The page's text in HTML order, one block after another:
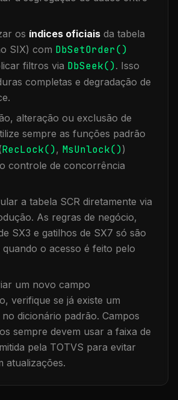
os índices oficiais da tabela
SIX) com DbSetOrder()
filtros via DbSeek(). Isso
completas e degradação de
alteração ou exclusão de
sempre as funções padrão
RecLock(), MsUnlock())
controle de concorrência
a tabela SCR diretamente via
As regras de negócio,
SX3 e gatilhos de SX7 só são
o acesso é feito pelo
um novo campo
verifique se já existe um
dicionário padrão. Campos
sempre devem usar a faixa de
pela TOTVS para evitar
atualizações.